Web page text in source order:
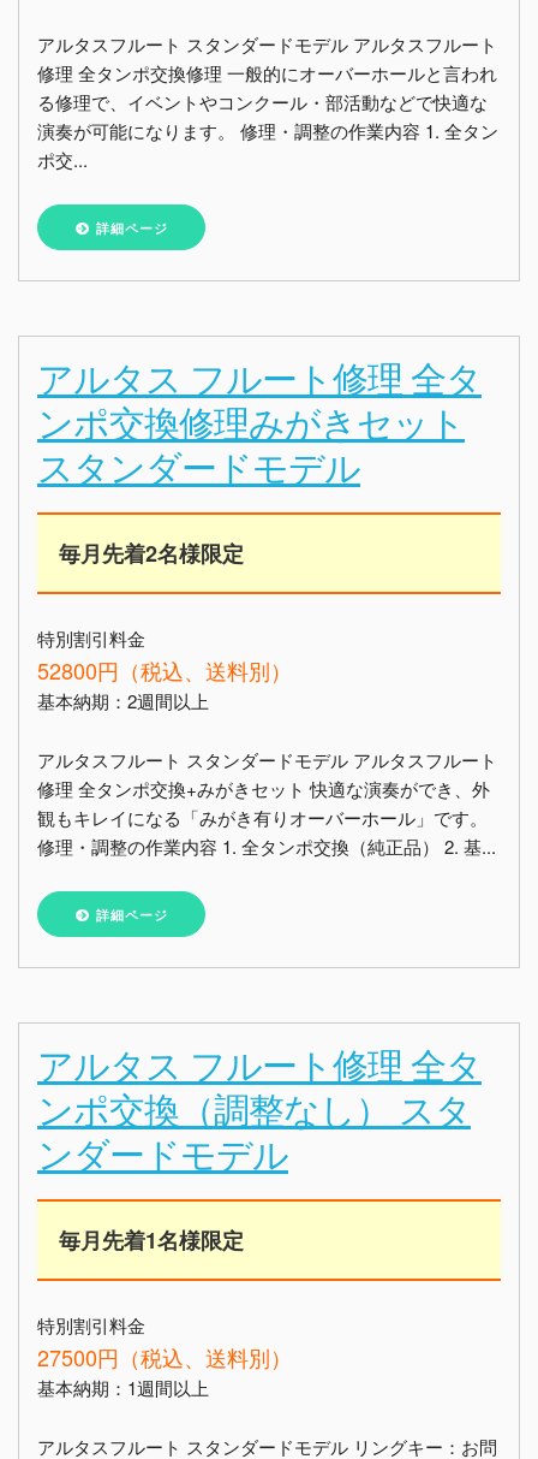
アルタスフルート スタンダードモデル アルタスフルート
修理 全タンポ交換修理 一般的にオーバーホールと言われ
る修理で、イベントやコンクール・部活動などで快適な
演奏が可能になります。 修理・調整の作業内容 1. 全タン
ポ交...
詳細ページ
アルタス フルート修理 全タ
ンポ交換修理みがきセット
スタンダードモデル
毎月先着2名様限定
特別割引料金
52800円（税込、送料別）
基本納期：2週間以上
アルタスフルート スタンダードモデル アルタスフルート
修理 全タンポ交換+みがきセット 快適な演奏ができ、外
観もキレイになる「みがき有りオーバーホール」です。
修理・調整の作業内容 1. 全タンポ交換（純正品） 2. 基...
詳細ページ
アルタス フルート修理 全タ
ンポ交換（調整なし） スタ
ンダードモデル
毎月先着1名様限定
特別割引料金
27500円（税込、送料別）
基本納期：1週間以上
アルタスフルート スタンダードモデル リングキー：お問